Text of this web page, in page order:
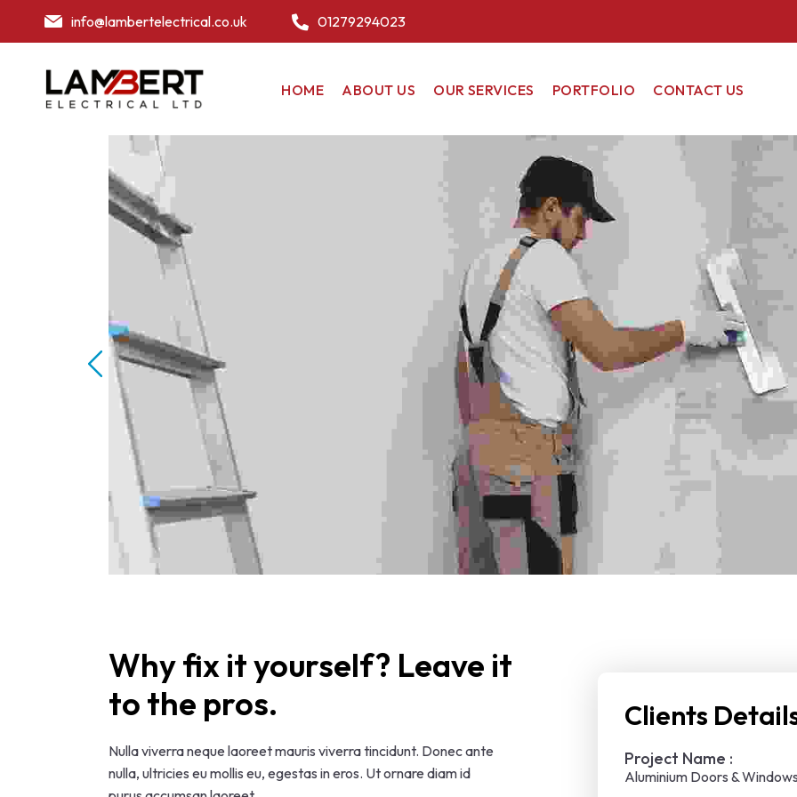
info@lambertelectrical.co.uk 01279294023
HOME ABOUT US OUR SERVICES
COMMERCIAL
RESIDENTIAL
RENEWABLE
PORTFOLIO CONTACT US
Why fix it yourself? Leave it
to the pros.
Nulla viverra neque laoreet mauris viverra tincidunt. Donec ante
nulla, ultricies eu mollis eu, egestas in eros. Ut ornare diam id
Clients
Project Name :
Aluminium Doors &